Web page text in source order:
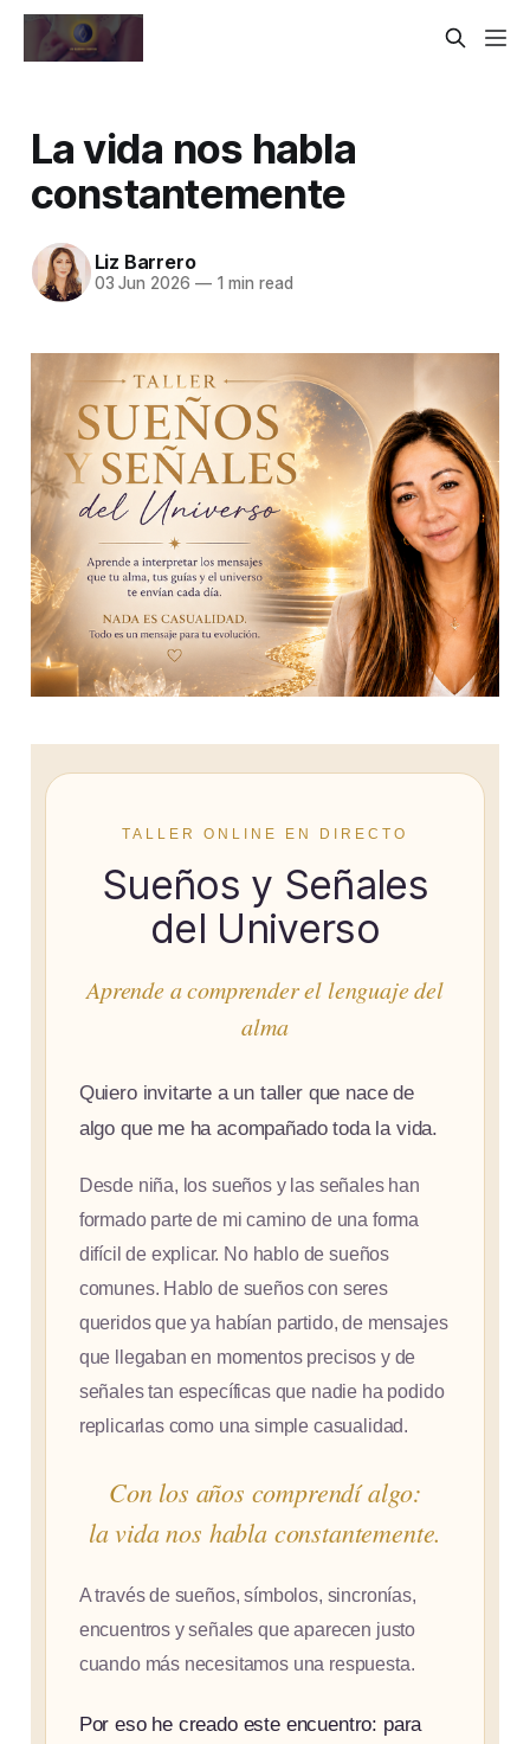
La vida nos habla
constantemente
Liz Barrero
03 Jun 2026 —1 min read
TALLER ONLINE EN DIRECTO
Sueños y Señales
del Universo
Aprende a comprender el lenguaje del
alma
Quiero invitarte a un taller que nace de
algo que me ha acompañado toda la vida.
Desde niña, los sueños y las señales han
formado parte de mi camino de una forma
difícil de explicar. No hablo de sueños
comunes. Hablo de sueños con seres
queridos que ya habían partido, de mensajes
que llegaban en momentos precisos y de
señales tan específicas que nadie ha podido
replicarlas como una simple casualidad.
Con los años comprendí algo:
la vida nos habla constantemente.
A través de sueños, símbolos, sincronías,
encuentros y señales que aparecen justo
cuando más necesitamos una respuesta.
Por eso he creado este encuentro: para